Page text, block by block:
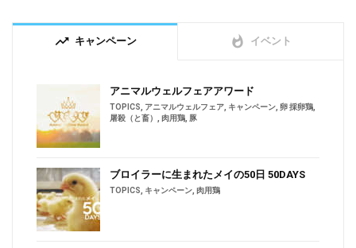
trending_up キャンペーン whatshot イベント
アニマルウェルフェアアワード
TOPICS, アニマルウェルフェア, キャンペーン, 卵 採卵鶏,
屠殺（と畜） , 肉用鶏, 豚
ブロイラーに生まれたメイの50日 50DAYS
TOPICS, キャンペーン, 肉用鶏